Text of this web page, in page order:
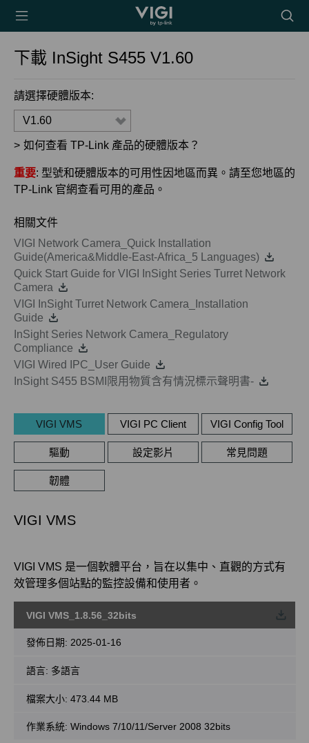
TP-Link, Reliably
搜
尋
下載 InSight S455 V1.60
請選擇硬體版本:
V1.60
> 如何查看 TP-Link 產品的硬體版本？
重要: 型號和硬體版本的可用性因地區而異。請至您地區的
TP-Link 官網查看可用的產品。
相關文件
VIGI Network Camera_Quick Installation
Guide(America&Middle-East-Africa_5 Languages)
Quick Start Guide for VIGI InSight Series Turret Network
Camera
VIGI InSight Turret Network Camera_Installation
Guide
InSight Series Network Camera_Regulatory
Compliance
VIGI Wired IPC_User Guide
InSight S455 BSMI限用物質含有情況標示聲明書-
VIGI VMS VIGI PC Client VIGI Config Tool
驅動 設定影片 常見問題
韌體
VIGI VMS
VIGI VMS 是一個軟體平台，旨在以集中、直觀的方式有
效管理多個站點的監控設備和使用者。
VIGI VMS_1.8.56_32bits
發佈日期: 2025-01-16
語言: 多語言
檔案大小: 473.44 MB
作業系統: Windows 7/10/11/Server 2008 32bits